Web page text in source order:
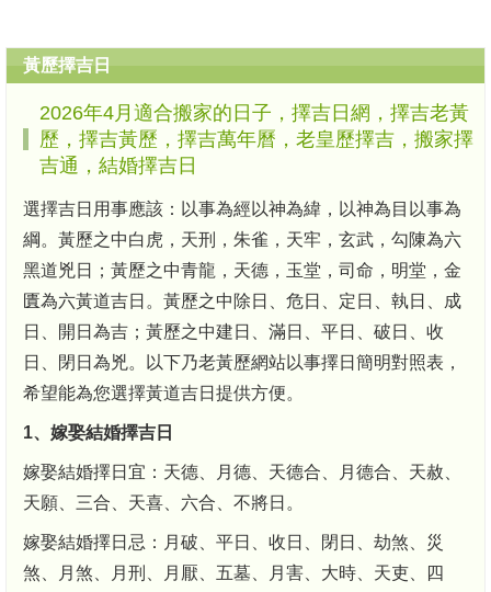
黃歷擇吉日
2026年4月適合搬家的日子，擇吉日網，擇吉老黃
歷，擇吉黃歷，擇吉萬年曆，老皇歷擇吉，搬家擇
吉通，結婚擇吉日
選擇吉日用事應該：以事為經以神為緯，以神為目以事為
綱。黃歷之中白虎，天刑，朱雀，天牢，玄武，勾陳為六
黑道兇日；黃歷之中青龍，天德，玉堂，司命，明堂，金
匱為六黃道吉日。黃歷之中除日、危日、定日、執日、成
日、開日為吉；黃歷之中建日、滿日、平日、破日、收
日、閉日為兇。以下乃老黃歷網站以事擇日簡明對照表，
希望能為您選擇黃道吉日提供方便。
1、嫁娶結婚擇吉日
嫁娶結婚擇日宜：天德、月德、天德合、月德合、天赦、
天願、三合、天喜、六合、不將日。
嫁娶結婚擇日忌：月破、平日、收日、閉日、劫煞、災
煞、月煞、月刑、月厭、五墓、月害、大時、天吏、四